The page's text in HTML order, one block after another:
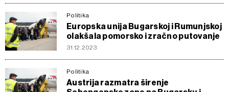
Politika
Europska unija Bugarskoj i Rumunjskoj
olakšala pomorsko i zračno putovanje
31.12.2023
Politika
Austrija razmatra širenje